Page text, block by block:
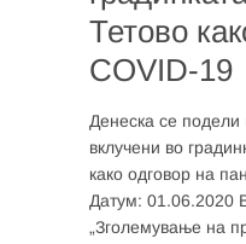
Тетово
COVID-19
Денеска се
вклучени во
како одговор на
Датум: 01.06.2020
„Зголемување на